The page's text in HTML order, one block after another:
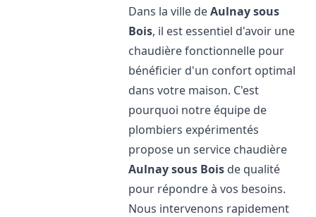
Dans la ville deAulnay sous
Bois, il est essentiel d'avoir une
chaudière fonctionnelle pour
bénéficier d'un confort optimal
dans votre maison. C'est
pourquoi notre équipe de
plombiers expérimentés
propose un service chaudière
Aulnay sous Bois de qualité
pour répondre à vos besoins.
Nous intervenons rapidement